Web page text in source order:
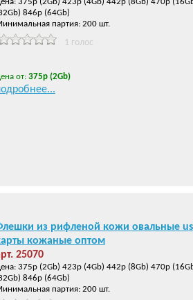
846р (64Gb)
партия: 200 шт.
1 голос
от: 375р (2Gb)
из рифленой кожи овальные
кожаные оптом
25070
375р (2Gb) 423р (4Gb) 442р (8Gb) 470р
846р (64Gb)
партия: 200 шт.